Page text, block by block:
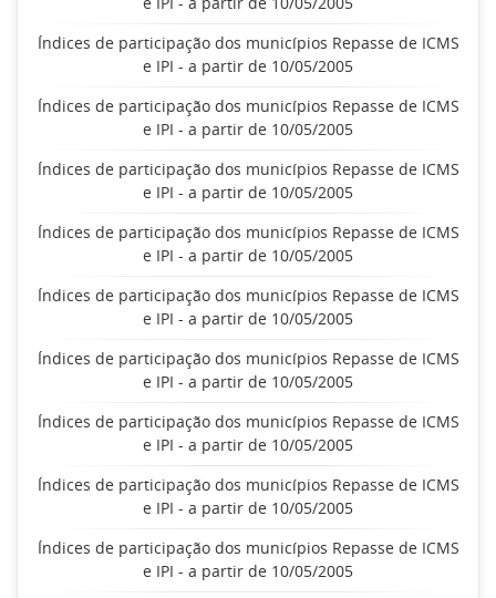
Índices de participação dos municípios Repasse de ICMS
e IPI - a partir de 10/05/2005
Índices de participação dos municípios Repasse de ICMS
e IPI - a partir de 10/05/2005
Índices de participação dos municípios Repasse de ICMS
e IPI - a partir de 10/05/2005
Índices de participação dos municípios Repasse de ICMS
e IPI - a partir de 10/05/2005
Índices de participação dos municípios Repasse de ICMS
e IPI - a partir de 10/05/2005
Índices de participação dos municípios Repasse de ICMS
e IPI - a partir de 10/05/2005
Índices de participação dos municípios Repasse de ICMS
e IPI - a partir de 10/05/2005
Índices de participação dos municípios Repasse de ICMS
e IPI - a partir de 10/05/2005
Índices de participação dos municípios Repasse de ICMS
e IPI - a partir de 10/05/2005